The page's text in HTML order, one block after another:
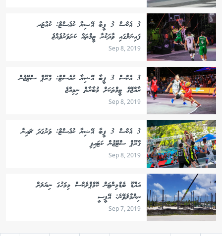
3 އެކްސް 3 ފީބާ އޭޝިޔާ ކުއެސްޓް: ކުއާޓަރ
ފައިނަލްގައި ވާދަކުރާ ޓީމްތައް ކަށަވަރުވެއްޖެ
Sep 8, 2019
3 އެކްސް 3 ފީބާ އޭޝިޔާ ކުއެސްޓް: ގްރޫޕް ސްޓޭޖުން
ރާއްޖޭގެ ޓީމްތަކަށް މުބާރާތް ނިމިއްޖެ
Sep 8, 2019
3 އެކްސް 3 ފީބާ އޭޝިޔާ ކުއެސްޓް: ވަރުގަދަ ޗައިނާ
ގްރޫޕް ސްޓޭޖުން ކަޓައިފި
Sep 8, 2019
އައްޑޫ ބެޑްމިންޓަން ކޮމްޕްލެކްސް މިމަަހުގަ ނިޔަލަށް
ނިންމާލެވޭނެ: އޭޕީސީ
Sep 7, 2019